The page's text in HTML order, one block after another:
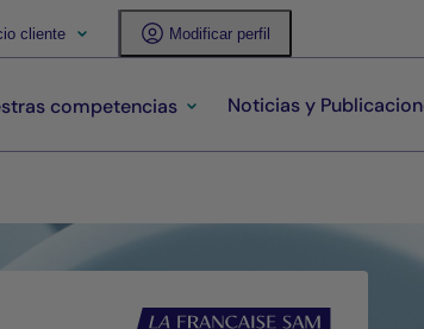
cliente Modificar perfil
competencias Noticias y